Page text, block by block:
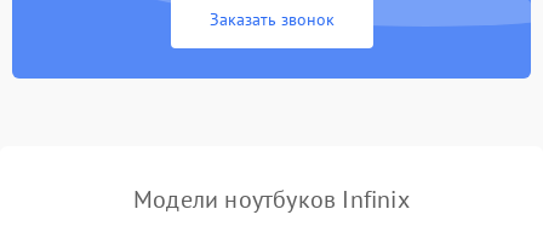
неисправности кулера
пропадание диска
Заказать звонок
Модели ноутбуков Infinix